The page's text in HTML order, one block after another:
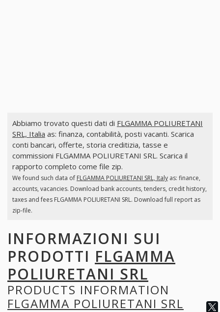
Abbiamo trovato questi dati di FLGAMMA POLIURETANI
SRL, Italia as: finanza, contabilità, posti vacanti. Scarica
conti bancari, offerte, storia creditizia, tasse e
commissioni FLGAMMA POLIURETANI SRL. Scarica il
rapporto completo come file zip.
We found such data of FLGAMMA POLIURETANI SRL, Italyas: finance,
accounts, vacancies. Download bank accounts, tenders, credit history,
taxes and fees FLGAMMA POLIURETANI SRL. Download full report as
zip-file.
INFORMAZIONI SUI
PRODOTTI FLGAMMA
POLIURETANI SRL
PRODUCTS INFORMATION
FLGAMMA POLIURETANI SRL